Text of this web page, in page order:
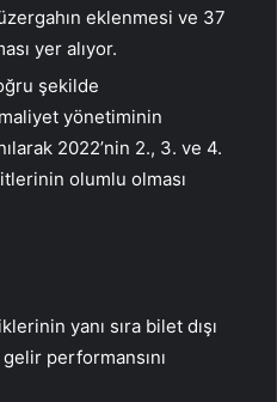
eklenmesi ve 37
yer alıyor.
şekilde
yönetiminin
2022’nin 2., 3. ve 4.
olumlu olması
yanı sıra bilet dışı
performansını